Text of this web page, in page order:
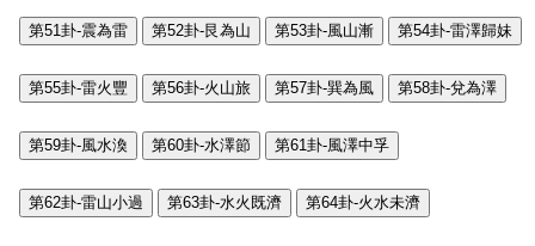
第51卦-震為雷 第52卦-艮為山 第53卦-風山漸 第54卦-雷澤歸妹
第55卦-雷火豐 第56卦-火山旅 第57卦-巽為風 第58卦-兌為澤
第59卦-風水渙 第60卦-水澤節 第61卦-風澤中孚
第62卦-雷山小過 第63卦-水火既濟 第64卦-火水未濟